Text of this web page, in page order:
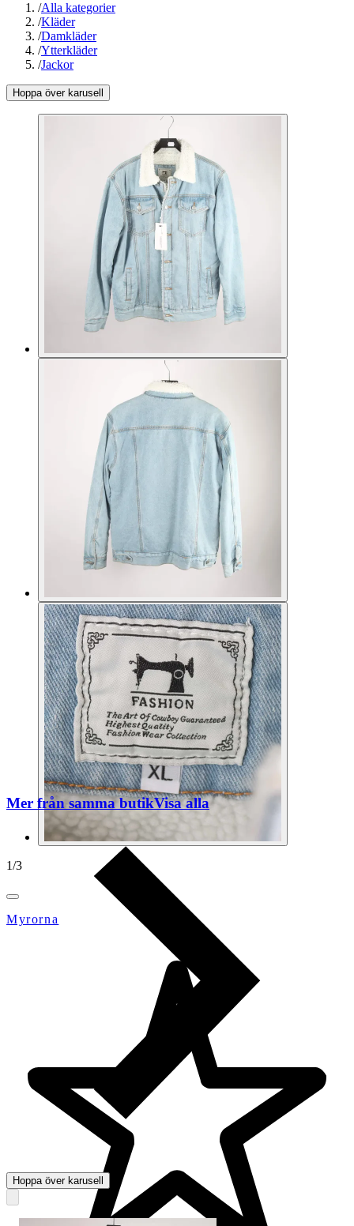
/Alla kategorier
/Kläder
/Damkläder
/Ytterkläder
/Jackor
Hoppa över karusell
1/3
Myrorna
Mer från samma butikVisa alla
Hoppa över karusell